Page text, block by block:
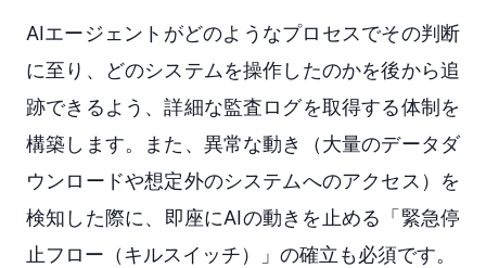
AIエージェントがどのようなプロセスでその判断
に至り、どのシステムを操作したのかを後から追
跡できるよう、詳細な監査ログを取得する体制を
構築します。また、異常な動き（大量のデータダ
ウンロードや想定外のシステムへのアクセス）を
検知した際に、即座にAIの動きを止める「緊急停
止フロー（キルスイッチ）」の確立も必須です。